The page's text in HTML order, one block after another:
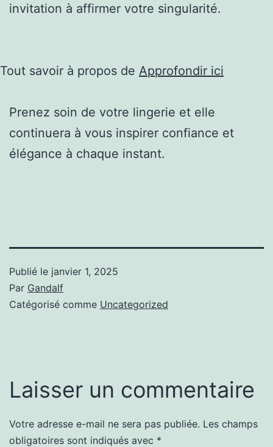
invitation à affirmer votre singularité.
Tout savoir à propos de Approfondir ici
Prenez soin de votre lingerie et elle
continuera à vous inspirer confiance et
élégance à chaque instant.
Publié le janvier 1, 2025
Par Gandalf
Catégorisé comme Uncategorized
Laisser un commentaire
Votre adresse e-mail ne sera pas publiée. Les champs
obligatoires sont indiqués avec *